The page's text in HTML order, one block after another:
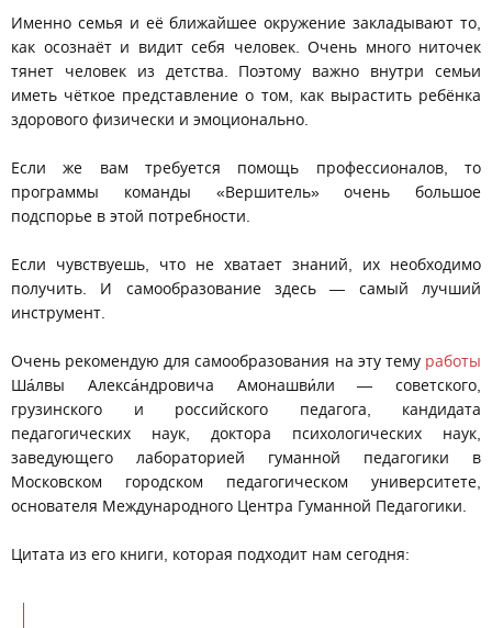
Именно семья и её ближайшее окружение закладывают то,
как осознаёт и видит себя человек. Очень много ниточек
тянет человек из детства. Поэтому важно внутри семьи
иметь чёткое представление о том, как вырастить ребёнка
здорового физически и эмоционально.
Если же вам требуется помощь профессионалов, то
программы команды «Вершитель» очень большое
подспорье в этой потребности.
Если чувствуешь, что не хватает знаний, их необходимо
получить. И самообразование здесь — самый лучший
инструмент.
Очень рекомендую для самообразования на эту тему работы
Ша́лвы Алекса́ндровича Амонашви́ли — советского,
грузинского и российского педагога, кандидата
педагогических наук, доктора психологических наук,
заведующего лабораторией гуманной педагогики в
Московском городском педагогическом университете,
основателя Международного Центра Гуманной Педагогики.
Цитата из его книги, которая подходит нам сегодня: